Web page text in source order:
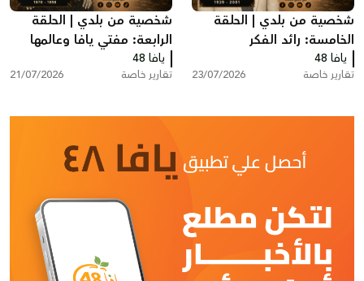
شخصية من بلدي | الحلقة
الخامسة: رائد الفكر
الفلسطيني البروفيسور
إبراهيم أبو لغد
يافا 48
تقارير خاصة 23/07/2026
شخصية من بلدي | الحلقة
الرابعة: مفتي يافا وعالمها
الشيخ توفيق عبد الله
الدجاني
يافا 48
تقارير خاصة 21/07/2026